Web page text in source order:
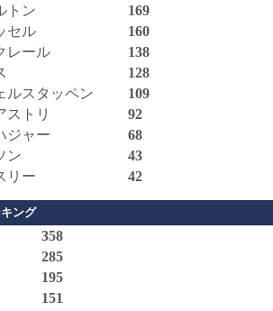
トン
169
セル
160
レール
138
128
ルスタッペン
109
ストリ
92
ジャー
68
ン
43
リー 42
ング
358
285
195
151